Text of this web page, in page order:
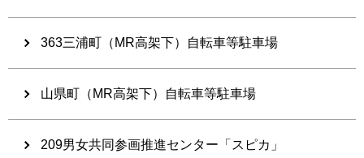
363三浦町（MR高架下）自転車等駐車場
山県町（MR高架下）自転車等駐車場
209男女共同参画推進センター「スピカ」